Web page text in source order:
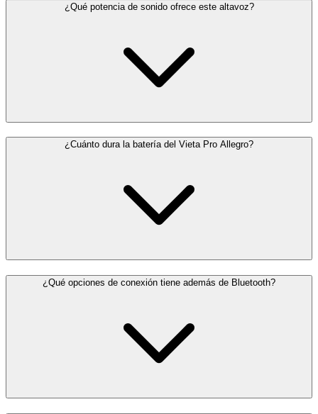
¿Qué potencia de sonido ofrece este altavoz?
¿Cuánto dura la batería del Vieta Pro Allegro?
¿Qué opciones de conexión tiene además de Bluetooth?